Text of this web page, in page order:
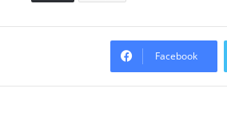
Facebook